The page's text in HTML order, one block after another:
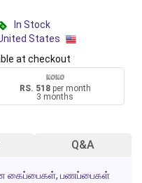
In Stock
States
at checkout
RS. 518per month
3 months
Q&A
கைப்பைகள், பணப்பைகள்